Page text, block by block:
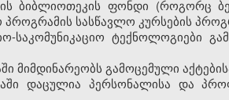
ბიბლიოთეკის ფონდი (როგორც
პროგრამის სასწავლო კურსების
საკომუნიკაციო ტექნოლოგიები
მიმდინარეობს გამოცემული
დაცულია პერსონალისა და